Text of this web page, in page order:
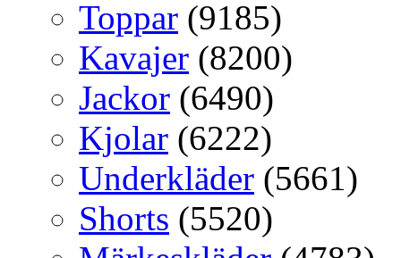
Toppar (9185)
Kavajer (8200)
Jackor (6490)
Kjolar (6222)
Underkläder (5661)
Shorts (5520)